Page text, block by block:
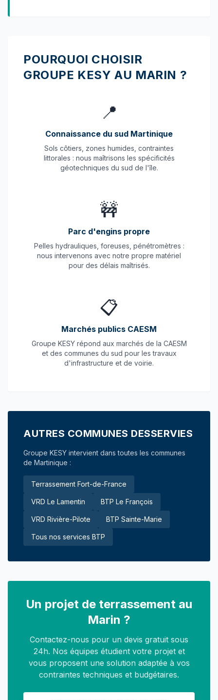
POURQUOI CHOISIR
GROUPE KESY AU MARIN ?
📍
Connaissance du sud Martinique
Sols côtiers, zones humides, contraintes
littorales : nous maîtrisons les spécificités
géotechniques du sud de l'île.
🚧
Parc d'engins propre
Pelles hydrauliques, foreuses, pénétromètres :
nous intervenons avec notre propre matériel
pour des délais maîtrisés.
📋
Marchés publics CAESM
Groupe KESY répond aux marchés de la CAESM
et des communes du sud pour les travaux
d'infrastructure et de voirie.
AUTRES COMMUNES DESSERVIES
Groupe KESY intervient dans toutes les communes
de Martinique :
Terrassement Fort-de-France
VRD Le Lamentin BTP Le François
VRD Rivière-Pilote BTP Sainte-Marie
Tous nos services BTP
Un projet de terrassement au
Marin ?
Contactez-nous pour un devis gratuit sous
24h. Nos équipes étudient votre projet et
vous proposent une solution adaptée à vos
contraintes techniques et budgétaires.